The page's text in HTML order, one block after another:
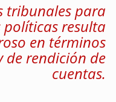
tribunales para
políticas resulta
en términos
de rendición de
cuentas.